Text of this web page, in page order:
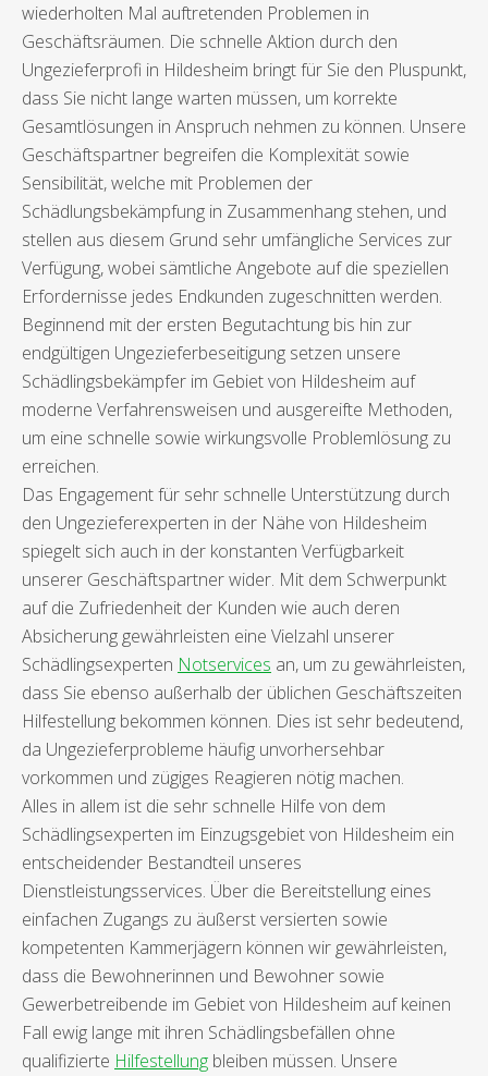
wiederholten Mal auftretenden Problemen in
Geschäftsräumen. Die schnelle Aktion durch den
Ungezieferprofi in Hildesheim bringt für Sie den Pluspunkt,
dass Sie nicht lange warten müssen, um korrekte
Gesamtlösungen in Anspruch nehmen zu können. Unsere
Geschäftspartner begreifen die Komplexität sowie
Sensibilität, welche mit Problemen der
Schädlungsbekämpfung in Zusammenhang stehen, und
stellen aus diesem Grund sehr umfängliche Services zur
Verfügung, wobei sämtliche Angebote auf die speziellen
Erfordernisse jedes Endkunden zugeschnitten werden.
Beginnend mit der ersten Begutachtung bis hin zur
endgültigen Ungezieferbeseitigung setzen unsere
Schädlingsbekämpfer im Gebiet von Hildesheim auf
moderne Verfahrensweisen und ausgereifte Methoden,
um eine schnelle sowie wirkungsvolle Problemlösung zu
erreichen.
Das Engagement für sehr schnelle Unterstützung durch
den Ungezieferexperten in der Nähe von Hildesheim
spiegelt sich auch in der konstanten Verfügbarkeit
unserer Geschäftspartner wider. Mit dem Schwerpunkt
auf die Zufriedenheit der Kunden wie auch deren
Absicherung gewährleisten eine Vielzahl unserer
Schädlingsexperten Notservices an, um zu gewährleisten,
dass Sie ebenso außerhalb der üblichen Geschäftszeiten
Hilfestellung bekommen können. Dies ist sehr bedeutend,
da Ungezieferprobleme häufig unvorhersehbar
vorkommen und zügiges Reagieren nötig machen.
Alles in allem ist die sehr schnelle Hilfe von dem
Schädlingsexperten im Einzugsgebiet von Hildesheim ein
entscheidender Bestandteil unseres
Dienstleistungsservices. Über die Bereitstellung eines
einfachen Zugangs zu äußerst versierten sowie
kompetenten Kammerjägern können wir gewährleisten,
dass die Bewohnerinnen und Bewohner sowie
Gewerbetreibende im Gebiet von Hildesheim auf keinen
Fall ewig lange mit ihren Schädlingsbefällen ohne
qualifizierte Hilfestellung bleiben müssen. Unsere